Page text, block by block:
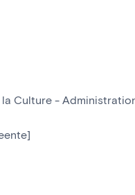
Culture -